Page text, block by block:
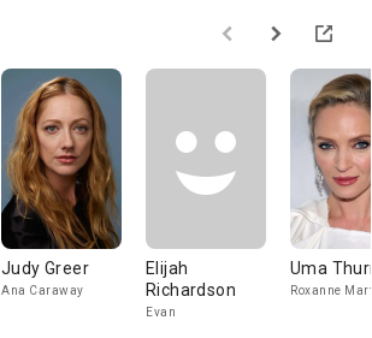
Judy Greer
Ana Caraway
Elijah
Richardson
Evan
Uma
Roxanne